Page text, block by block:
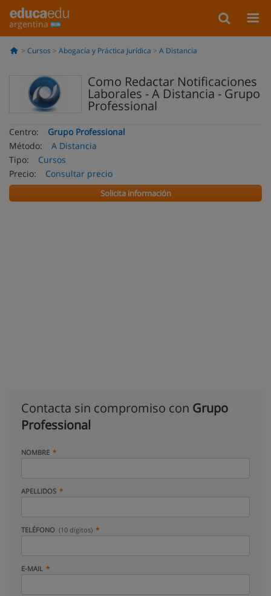
argentina
Cursos Abogacía y Práctica Jurídica A Distancia
Como Redactar Notificaciones
Laborales - A Distancia - Grupo
Professional
Centro:
Grupo Professional
Método:
A Distancia
Tipo:
Cursos
Precio:
Consultar precio
Solicita información
Contacta sin compromiso con Grupo
Professional
NOMBRE
APELLIDOS
TELÉFONO (10 dígitos)
E-MAIL